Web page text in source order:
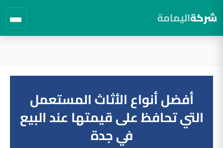
شركةاليمامة
أفضل أنواع الأثاث المستعمل
التي تحافظ على قيمتها عند البيع
في جدة